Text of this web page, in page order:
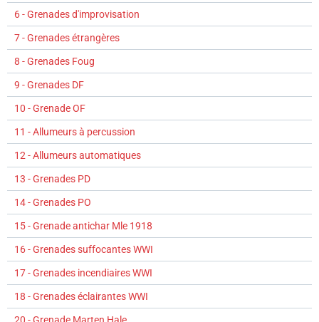
6 - Grenades d'improvisation
7 - Grenades étrangères
8 - Grenades Foug
9 - Grenades DF
10 - Grenade OF
11 - Allumeurs à percussion
12 - Allumeurs automatiques
13 - Grenades PD
14 - Grenades PO
15 - Grenade antichar Mle 1918
16 - Grenades suffocantes WWI
17 - Grenades incendiaires WWI
18 - Grenades éclairantes WWI